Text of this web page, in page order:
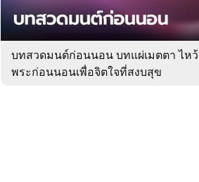
บทสวดมนต์ก่อนนอน บทแผ่เมตตา ไหว้
พระก่อนนอนเพื่อจิตใจที่สงบสุข